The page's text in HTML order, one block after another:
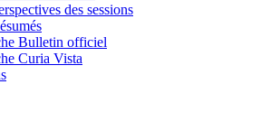
des sessions
Bulletin officiel
Curia Vista